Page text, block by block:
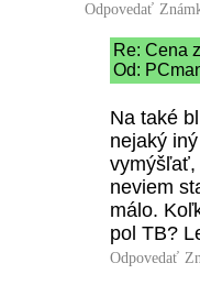
Odpovedať
Re: Cena
Od:
Na také
nejaký
vymýšľať,
neviem
málo.
pol TB?
Odpovedať